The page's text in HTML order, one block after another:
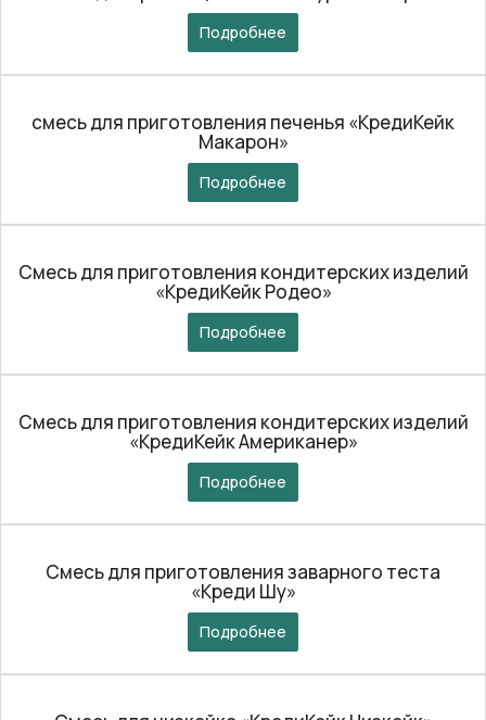
Подробнее
смесь для приготовления печенья «КредиКейк
Макарон»
Подробнее
Смесь для приготовления кондитерских изделий
«КредиКейк Родео»
Подробнее
Смесь для приготовления кондитерских изделий
«КредиКейк Американер»
Подробнее
Смесь для приготовления заварного теста
«Креди Шу»
Подробнее